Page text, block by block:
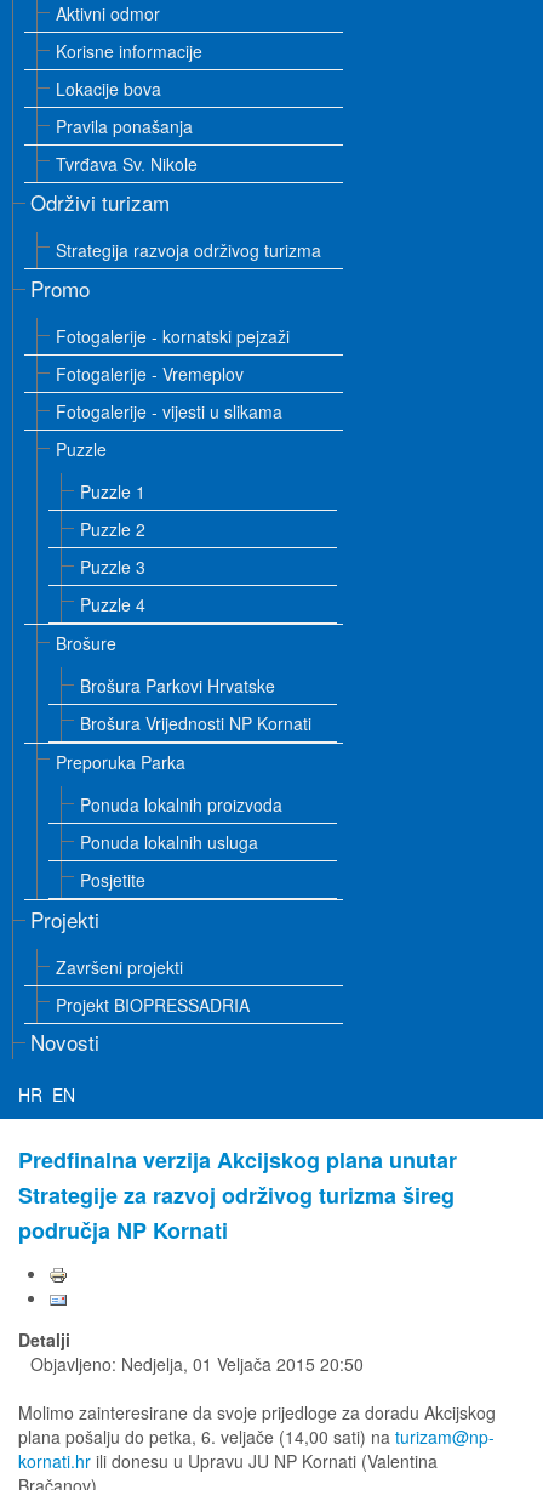
Aktivni odmor
Korisne informacije
Lokacije bova
Pravila ponašanja
Tvrđava Sv. Nikole
Održivi turizam
Strategija razvoja održivog turizma
Promo
Fotogalerije - kornatski pejzaži
Fotogalerije - Vremeplov
Fotogalerije - vijesti u slikama
Puzzle
Puzzle 1
Puzzle 2
Puzzle 3
Puzzle 4
Brošure
Brošura Parkovi Hrvatske
Brošura Vrijednosti NP Kornati
Preporuka Parka
Ponuda lokalnih proizvoda
Ponuda lokalnih usluga
Posjetite
Projekti
Završeni projekti
Projekt BIOPRESSADRIA
Novosti
HR EN
Predfinalna verzija Akcijskog plana unutar
Strategije za razvoj održivog turizma šireg
područja NP Kornati
Detalji
Objavljeno: Nedjelja, 01 Veljača 2015 20:50
Molimo zainteresirane da svoje prijedloge za doradu Akcijskog
plana pošalju do petka, 6. veljače (14,00 sati) na turizam@np-
kornati.hr ili donesu u Upravu JU NP Kornati (Valentina
Bračanov).